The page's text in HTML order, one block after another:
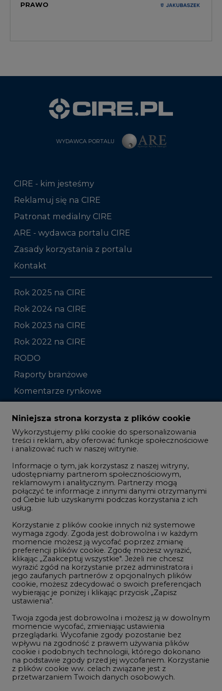
PRAWO
WYDAWCA PORTALU
CIRE - kim jesteśmy
Reklamuj się na CIRE
Patronat medialny CIRE
ARE - wydawca portalu CIRE
Zasady korzystania z portalu
Kontakt
Rok 2025 na CIRE
Rok 2024 na CIRE
Rok 2023 na CIRE
Rok 2022 na CIRE
RODO
Raporty branżowe
Komentarze rynkowe
Zmiany kadrowe na rynku
Studio CIRE
Rozmowy o energetyce
Gospodarka
Geopolityka
LTE450
Innowacje i AI
Telekomunikacja i IT
Handel emisjami CO2
Wodór
Górnictwo
Atom
Fotowoltaika
Offshore wind
Niniejsza strona korzysta z plików cookie
Wykorzystujemy pliki cookie do spersonalizowania
treści i reklam, aby oferować funkcje społecznościowe
i analizować ruch w naszej witrynie.
Informacje o tym, jak korzystasz z naszej witryny,
udostępniamy partnerom społecznościowym,
reklamowym i analitycznym. Partnerzy mogą
połączyć te informacje z innymi danymi otrzymanymi
od Ciebie lub uzyskanymi podczas korzystania z ich
usług.
Korzystanie z plików cookie innych niż systemowe
wymaga zgody. Zgoda jest dobrowolna i w każdym
momencie możesz ją wycofać poprzez zmianę
preferencji plików cookie. Zgodę możesz wyrazić,
klikając „Zaakceptuj wszystkie". Jeżeli nie chcesz
wyrazić zgód na korzystanie przez administratora i
jego zaufanych partnerów z opcjonalnych plików
cookie, możesz zdecydować o swoich preferencjach
wybierając je poniżej i klikając przycisk „Zapisz
ustawienia".
Twoja zgoda jest dobrowolna i możesz ją w dowolnym
momencie wycofać, zmieniając ustawienia
przeglądarki. Wycofanie zgody pozostanie bez
wpływu na zgodność z prawem używania plików
cookie i podobnych technologii, którego dokonano
na podstawie zgody przed jej wycofaniem. Korzystanie
z plików cookie ww. celach związane jest z
przetwarzaniem Twoich danych osobowych.